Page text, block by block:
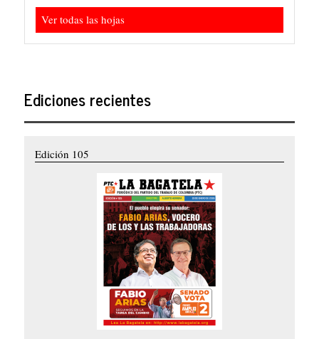
Ver todas las hojas
Ediciones recientes
Edición 105